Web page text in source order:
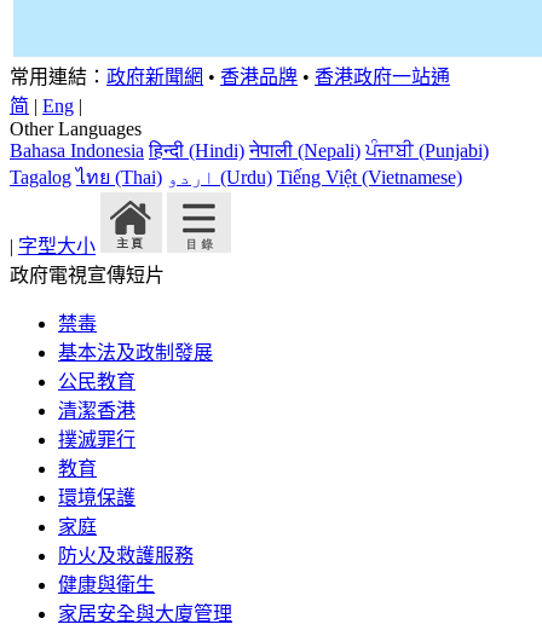
常用連結： 政府新聞網 • 香港品牌 • 香港政府一站通
简 | Eng |
Other Languages
Bahasa Indonesia हिन्दी (Hindi) नेपाली (Nepali) ਪੰਜਾਬੀ (Punjabi)
Tagalog ไทย (Thai) اردو (Urdu) Tiếng Việt (Vietnamese)
| 字型大小
政府電視宣傳短片
禁毒
基本法及政制發展
公民教育
清潔香港
撲滅罪行
教育
環境保護
家庭
防火及救護服務
健康與衛生
家居安全與大廈管理